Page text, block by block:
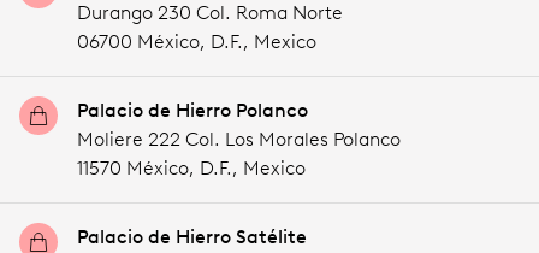
Durango 230 Col. Roma Norte
06700 México, D.F., Mexico
Palacio de Hierro Polanco
Moliere 222 Col. Los Morales Polanco
11570 México, D.F., Mexico
Palacio de Hierro Satélite